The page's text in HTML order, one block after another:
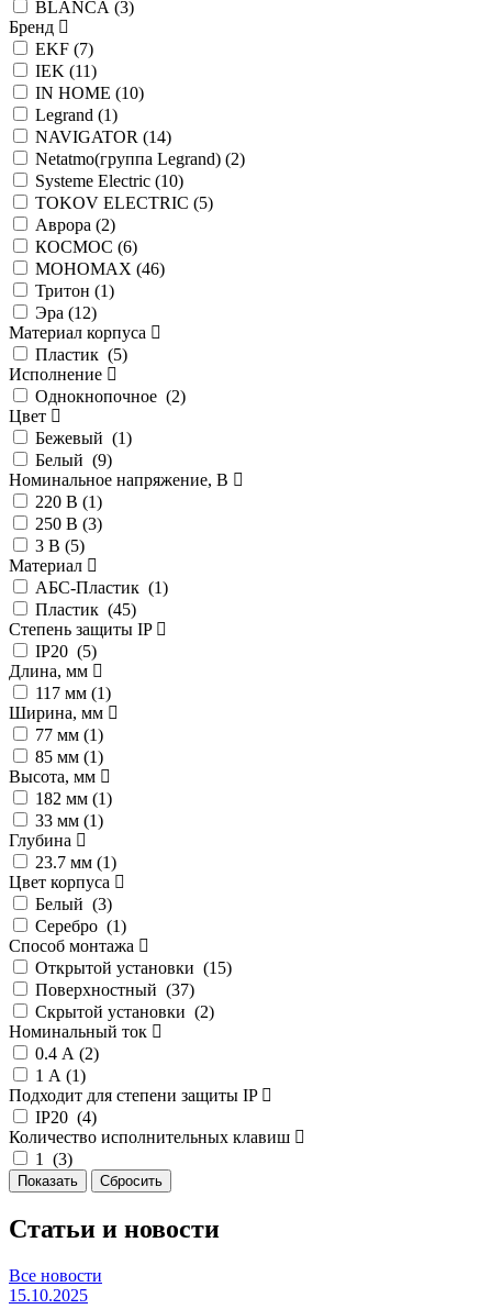
BLANCA (3)
Бренд
EKF (7)
IEK (11)
IN HOME (10)
Legrand (1)
NAVIGATOR (14)
Netatmo(группа Legrand) (2)
Systeme Electric (10)
TOKOV ELECTRIC (5)
Аврора (2)
КОСМОС (6)
МОНОМАХ (46)
Тритон (1)
Эра (12)
Материал корпуса
Пластик (5)
Исполнение
Однокнопочное (2)
Цвет
Бежевый (1)
Белый (9)
Номинальное напряжение, В
220 В (1)
250 В (3)
3 В (5)
Материал
АБС-Пластик (1)
Пластик (45)
Степень защиты IP
IP20 (5)
Длина, мм
117 мм (1)
Ширина, мм
77 мм (1)
85 мм (1)
Высота, мм
182 мм (1)
33 мм (1)
Глубина
23.7 мм (1)
Цвет корпуса
Белый (3)
Серебро (1)
Способ монтажа
Открытой установки (15)
Поверхностный (37)
Скрытой установки (2)
Номинальный ток
0.4 А (2)
1 А (1)
Подходит для степени защиты IP
IP20 (4)
Количество исполнительных клавиш
1 (3)
Статьи и новости
Все новости
15.10.2025